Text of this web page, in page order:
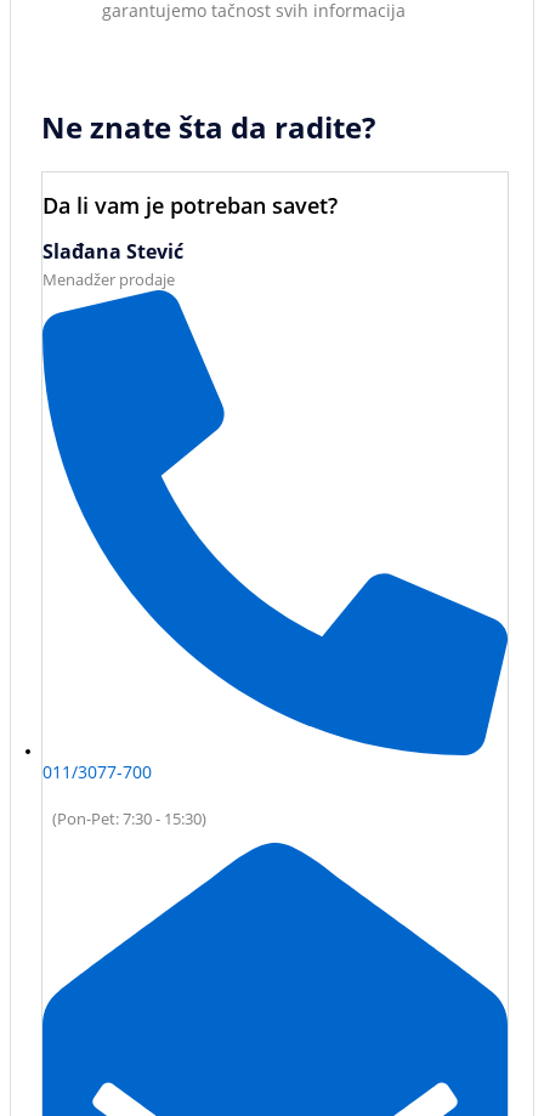
garantujemo tačnost svih informacija
Ne znate šta da radite?
Da li vam je potreban savet?
Slađana Stević
Menadžer prodaje
011/3077-700
(Pon-Pet: 7:30 - 15:30)